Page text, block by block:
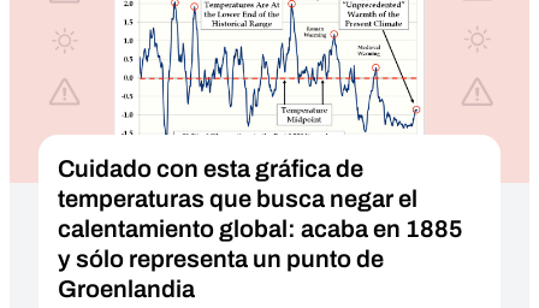
Cuidado con esta gráfica de
temperaturas que busca negar el
calentamiento global: acaba en 1885
y sólo representa un punto de
Groenlandia